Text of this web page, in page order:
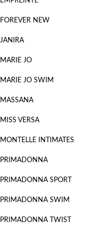
FOREVER NEW
JANIRA
MARIE JO
MARIE JO SWIM
MASSANA
MISS VERSA
MONTELLE INTIMATES
PRIMADONNA
PRIMADONNA SPORT
PRIMADONNA SWIM
PRIMADONNA TWIST